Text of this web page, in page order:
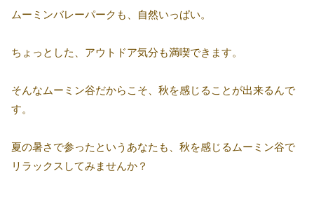
ムーミンバレーパークも、自然いっぱい。
ちょっとした、アウトドア気分も満喫できます。
そんなムーミン谷だからこそ、秋を感じることが出来るんで
す。
夏の暑さで参ったというあなたも、秋を感じるムーミン谷で
リラックスしてみませんか？